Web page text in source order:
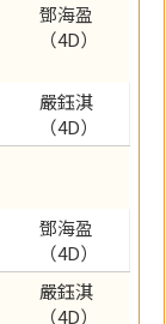
鄧海盈
（4D）
嚴鈺淇
（4D）
鄧海盈
（4D）
嚴鈺淇
（4D）